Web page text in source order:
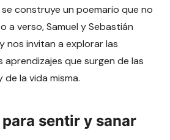
construye un poemario que no
a verso, Samuel y Sebastián
nos invitan a explorar las
que surgen de las
de la vida misma.
sentir y sanar